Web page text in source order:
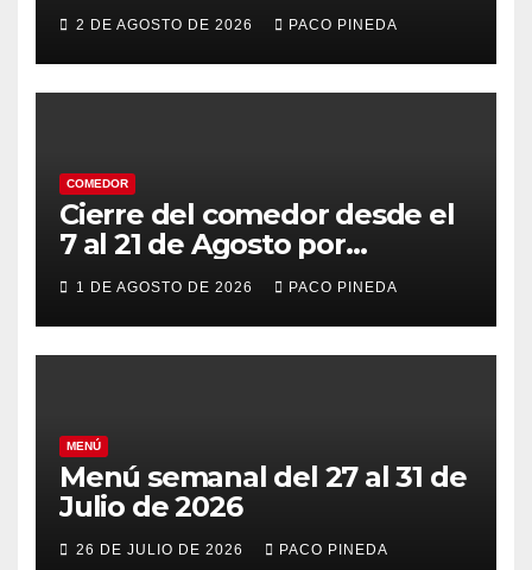
2 DE AGOSTO DE 2026 PACO PINEDA
COMEDOR
Cierre del comedor desde el
7 al 21 de Agosto por
vacaciones
1 DE AGOSTO DE 2026 PACO PINEDA
MENÚ
Menú semanal del 27 al 31 de
Julio de 2026
26 DE JULIO DE 2026 PACO PINEDA